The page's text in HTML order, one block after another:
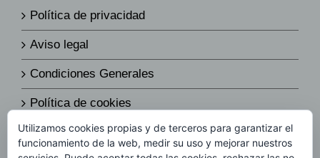
Política de privacidad
Aviso legal
Condiciones Generales
Política de cookies
Política de envíos y devoluciones
Utilizamos cookies propias y de terceros para garantizar el
funcionamiento de la web, medir su uso y mejorar nuestros